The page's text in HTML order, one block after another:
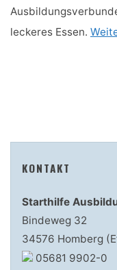
leckeres Essen.
KONTAKT
Starthilfe
Bindeweg 32
34576 Homberg
05681 9902-0